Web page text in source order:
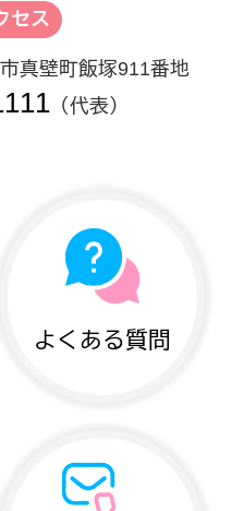
セス
真壁町飯塚911番地
（代表）
よくある質問